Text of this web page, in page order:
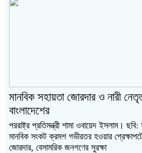
মানবিক সহায়তা জোরদার ও নারী
বাংলাদেশের
পররাষ্ট্র প্রতিমন্ত্রী শামা ওবায়েদ ইসলাম। ছবি:
মানবিক সংকট ক্রমশ গভীরতর হওয়ার
জোরদার, বেসামরিক জনগণের সুরক্ষা